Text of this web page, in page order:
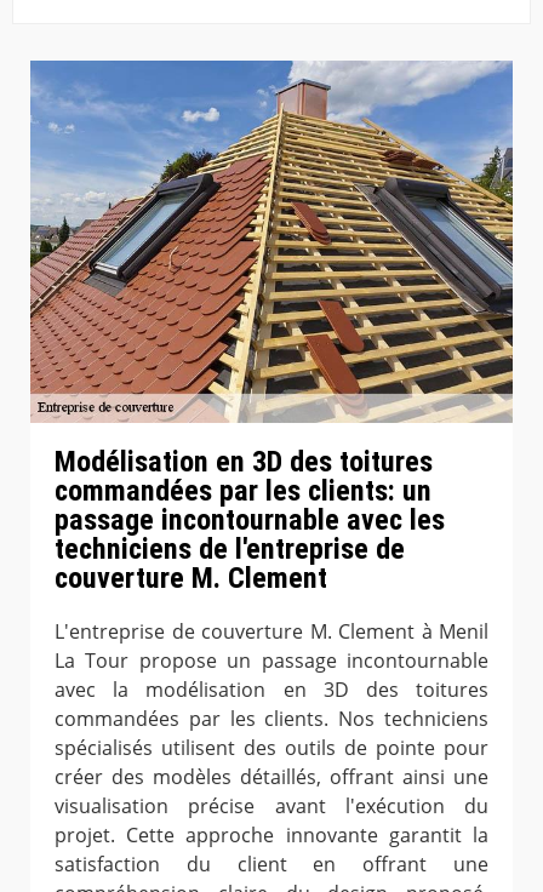
Modélisation en 3D des toitures
commandées par les clients: un
passage incontournable avec les
techniciens de l'entreprise de
couverture M. Clement
L'entreprise de couverture M. Clement à Menil
La Tour propose un passage incontournable
avec la modélisation en 3D des toitures
commandées par les clients. Nos techniciens
spécialisés utilisent des outils de pointe pour
créer des modèles détaillés, offrant ainsi une
visualisation précise avant l'exécution du
projet. Cette approche innovante garantit la
satisfaction du client en offrant une